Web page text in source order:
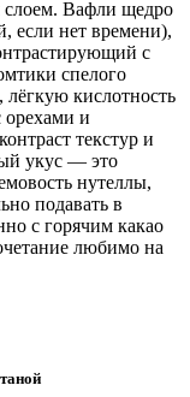
слоем. Вафли щедро
если нет времени),
с
спелого
лёгкую кислотность
орехами и
текстур и
укус — это
нутеллы,
подавать в
с горячим какао
любимо на